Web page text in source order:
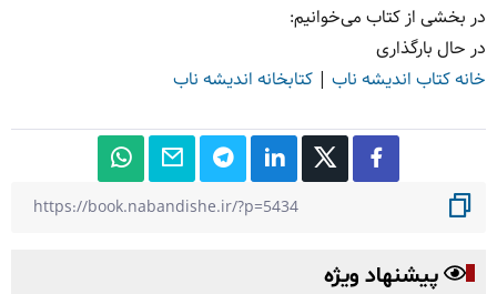
در بخشی از کتاب می‌خوانیم:
در حال بارگذاری
خانه کتاب اندیشه ناب | کتابخانه اندیشه ناب
پیشنهاد ویژه